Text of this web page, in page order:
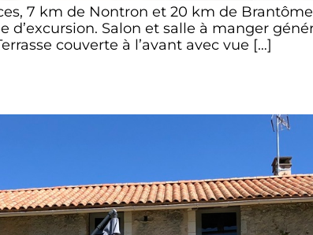
7 km de Nontron et 20 km de
Salon et salle à manger
couverte à l’avant avec vue […]